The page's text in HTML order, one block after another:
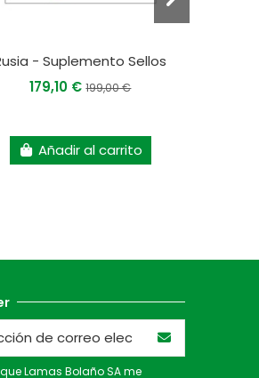
- Suplemento Sellos
179,10 €199,00 €
Añadir al carrito
Lamas Bolaño SA me